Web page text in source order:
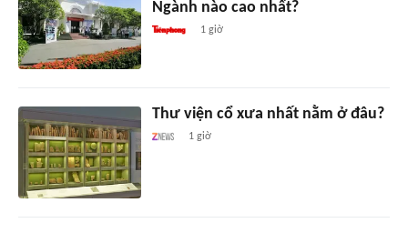
Ngành nào cao nhất?
1 giờ
Thư viện cổ xưa nhất nằm ở đâu?
1 giờ